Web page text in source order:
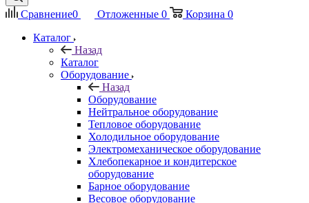
Сравнение0 Отложенные 0 Корзина 0
Каталог
Назад
Каталог
Оборудование
Назад
Оборудование
Нейтральное оборудование
Тепловое оборудование
Холодильное оборудование
Электромеханическое оборудование
Хлебопекарное и кондитерское
оборудование
Барное оборудование
Весовое оборудование